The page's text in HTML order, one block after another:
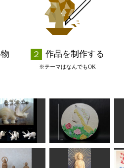
作品を制作する
※テーマはなんでもOK